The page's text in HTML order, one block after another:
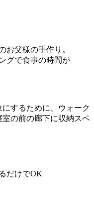
お父様の手作り。
グで食事の時間が
するために、ウォーク
の前の廊下に収納スペ
だけでOK